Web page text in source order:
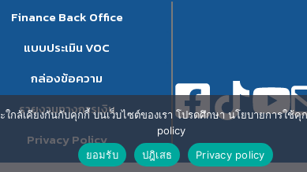
Finance Back Office
แบบประเมิน VOC
กล่องข้อความ
รายงานทางการเงิน
Privacy Policy
ล้เคียงกันกับคุกกี้ บนเว็บไซต์ของเรา โปรดศึกษา นโยบายการใ
policy
ยอมรับ
ปฎิเสธ Privacy policy